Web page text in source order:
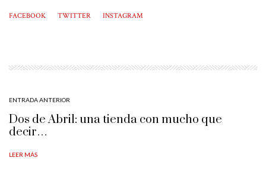
FACEBOOK TWITTER INSTAGRAM
ENTRADA ANTERIOR
Dos de Abril: una tienda con mucho que
decir…
LEER MÁS